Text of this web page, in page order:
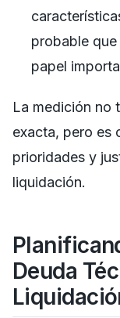
probable
papel
La medición no
exacta, pero es
prioridades y
liquidación.
Deuda